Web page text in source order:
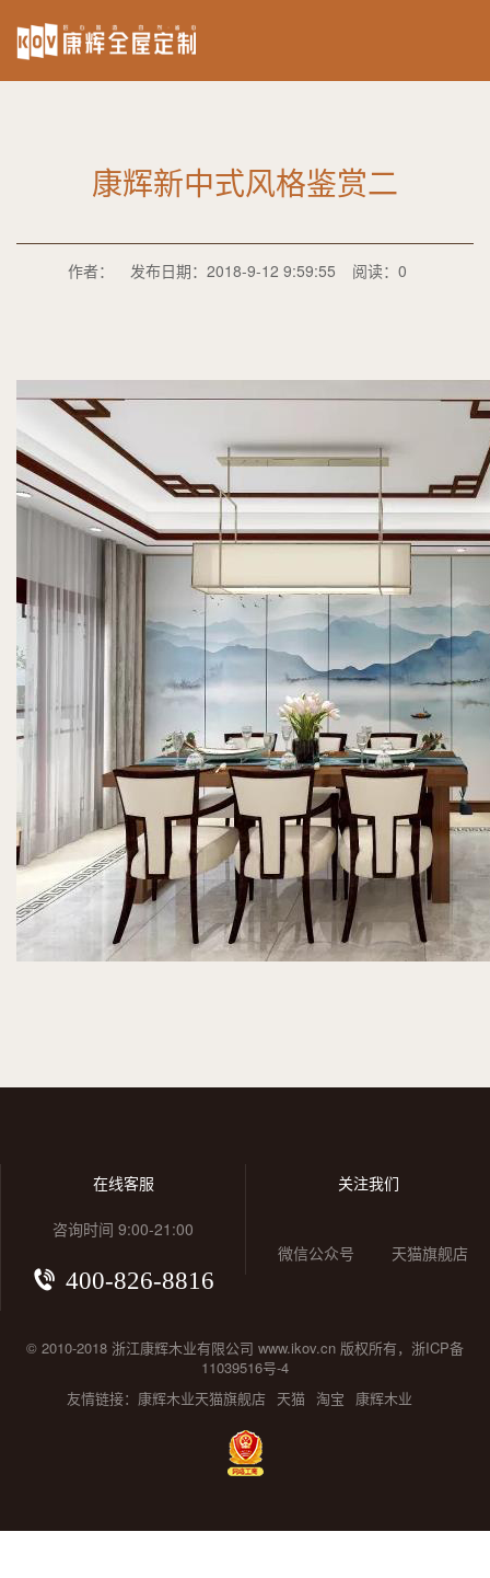
康辉新中式风格鉴赏二
作者： 发布日期：2018-9-12 9:59:55 阅读：0
在线客服
咨询时间 9:00-21:00
400-826-8816
关注我们
微信公众号 天猫旗舰店
© 2010-2018 浙江康辉木业有限公司 www.ikov.cn 版权所有，浙ICP备
11039516号-4
友情链接： 康辉木业天猫旗舰店 天猫 淘宝 康辉木业